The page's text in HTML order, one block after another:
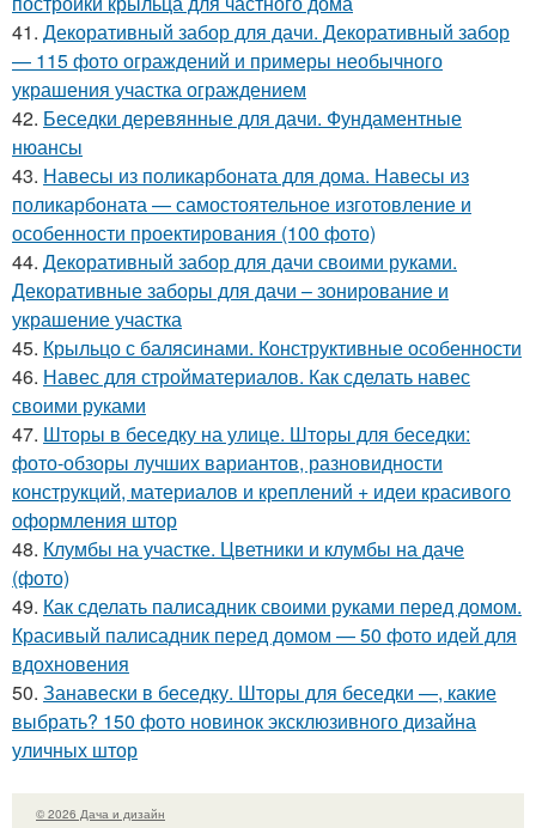
41. Декоративный забор для дачи. Декоративный забор
— 115 фото ограждений и примеры необычного
украшения участка ограждением
42. Беседки деревянные для дачи. Фундаментные
нюансы
43. Навесы из поликарбоната для дома. Навесы из
поликарбоната — самостоятельное изготовление и
особенности проектирования (100 фото)
44. Декоративный забор для дачи своими руками.
Декоративные заборы для дачи – зонирование и
украшение участка
45. Крыльцо с балясинами. Конструктивные особенности
46. Навес для стройматериалов. Как сделать навес
своими руками
47. Шторы в беседку на улице. Шторы для беседки:
фото-обзоры лучших вариантов, разновидности
конструкций, материалов и креплений + идеи красивого
оформления штор
48. Клумбы на участке. Цветники и клумбы на даче
(фото)
49. Как сделать палисадник своими руками перед домом.
Красивый палисадник перед домом — 50 фото идей для
вдохновения
50. Занавески в беседку. Шторы для беседки —, какие
выбрать? 150 фото новинок эксклюзивного дизайна
уличных штор
© 2026 Дача и дизайн